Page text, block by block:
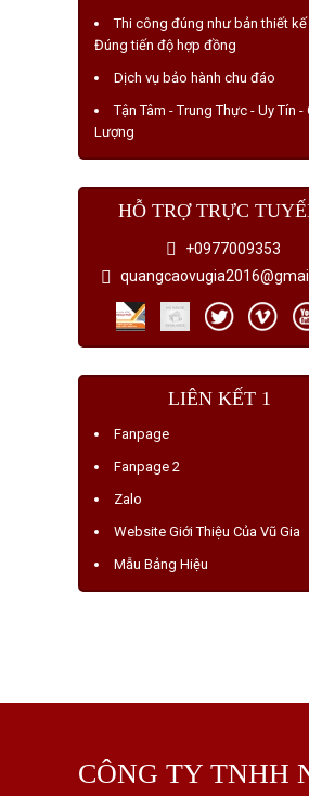
Thi công đúng như bản thiết kế
Đúng tiến độ hợp đồng
Dịch vụ bảo hành chu đáo
Tận Tâm - Trung Thực - Uy Tín -
Lượng
HỖ TRỢ TRỰC
+0977009353
LIÊN KẾT 1
Fanpage
Fanpage 2
Zalo
Website Giới Thiệu Của Vũ Gia
Mẫu Bảng Hiệu
CÔNG TY TNHH